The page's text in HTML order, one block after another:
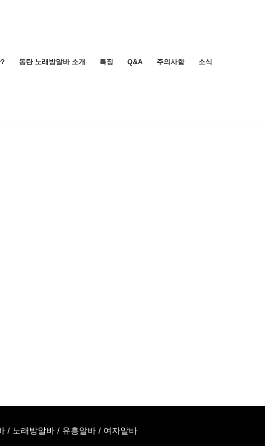
동탄 노래방알바 소개 특징 Q&A 주의사항 소식
/ 노래방알바 / 유흥알바 / 여자알바